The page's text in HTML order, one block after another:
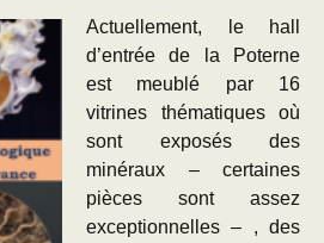
Actuellement, le hall
d’entrée de la Poterne
est meublé par 16
vitrines thématiques où
sont exposés des
minéraux – certaines
pièces sont assez
exceptionnelles – , des